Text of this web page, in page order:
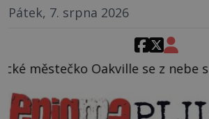
Pátek, 7. srpna 2026
se z nebe snáší podivná